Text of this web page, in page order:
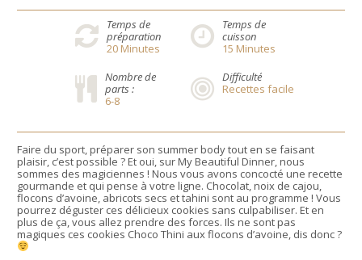
Temps de
préparation
20Minutes
Temps de
cuisson
15 Minutes
Nombre de
parts :
6-8
Difficulté
Recettes facile
Faire du sport, préparer son summer body tout en se faisant
plaisir, c’est possible ? Et oui, sur My Beautiful Dinner, nous
sommes des magiciennes ! Nous vous avons concocté une recette
gourmande et qui pense à votre ligne. Chocolat, noix de cajou,
flocons d’avoine, abricots secs et tahini sont au programme ! Vous
pourrez déguster ces délicieux cookies sans culpabiliser. Et en
plus de ça, vous allez prendre des forces. Ils ne sont pas
magiques ces cookies Choco Thini aux flocons d’avoine, dis donc ?